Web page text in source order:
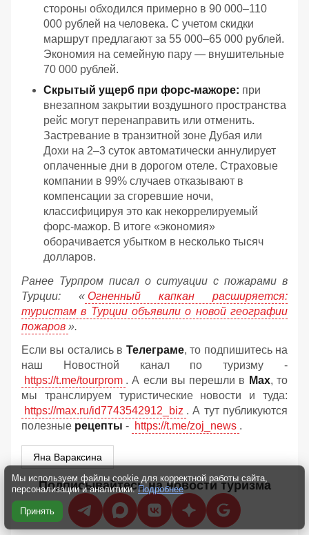
стороны обходился примерно в 90 000–110
000 рублей на человека. С учетом скидки
маршрут предлагают за 55 000–65 000 рублей.
Экономия на семейную пару — внушительные
70 000 рублей.
Скрытый ущерб при форс-мажоре: при
внезапном закрытии воздушного пространства
рейс могут перенаправить или отменить.
Застревание в транзитной зоне Дубая или
Дохи на 2–3 суток автоматически аннулирует
оплаченные дни в дорогом отеле. Страховые
компании в 99% случаев отказывают в
компенсации за сгоревшие ночи,
классифицируя это как некоррелируемый
форс-мажор. В итоге «экономия»
оборачивается убытком в несколько тысяч
долларов.
Ранее Турпром писал о ситуации с пожарами в
Турции: « Огненный капкан расширяется:
туристам в Турции объявили о новой географии
пожаров ».
Если вы остались в Телеграме, то подпишитесь на
наш Новостной канал по туризму -
https://t.me/tourprom . А если вы перешли в Мах, то
мы транслируем туристические новости и туда:
https://max.ru/id7743542912_biz . А тут публикуются
полезные рецепты - https://t.me/zoj_news .
Яна Вараксина
Подписывайтесь на новости туризма
Мы используем файлы cookie для корректной работы сайта,
персонализации и аналитики. Подробнее
Принять